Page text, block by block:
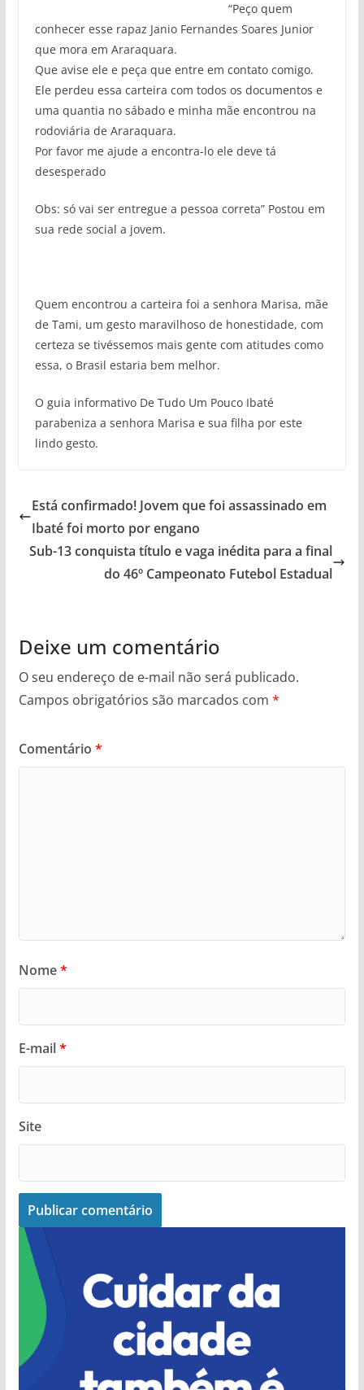
“Peço quem
conhecer esse rapaz Janio Fernandes Soares Junior
que mora em Araraquara.
Que avise ele e peça que entre em contato comigo.
Ele perdeu essa carteira com todos os documentos e
uma quantia no sábado e minha mãe encontrou na
rodoviária de Araraquara.
Por favor me ajude a encontra-lo ele deve tá
desesperado
Obs: só vai ser entregue a pessoa correta” Postou em
sua rede social a jovem.
Quem encontrou a carteira foi a senhora Marisa, mãe
de Tami, um gesto maravilhoso de honestidade, com
certeza se tivéssemos mais gente com atitudes como
essa, o Brasil estaria bem melhor.
O guia informativo De Tudo Um Pouco Ibaté
parabeniza a senhora Marisa e sua filha por este
lindo gesto.
Está confirmado! Jovem que foi assassinado em
Ibaté foi morto por engano
Sub-13 conquista título e vaga inédita para a final
do 46º Campeonato Futebol Estadual
Deixe um comentário
O seu endereço de e-mail não será publicado.
Campos obrigatórios são marcados com *
Comentário *
Nome*
E-mail*
Site